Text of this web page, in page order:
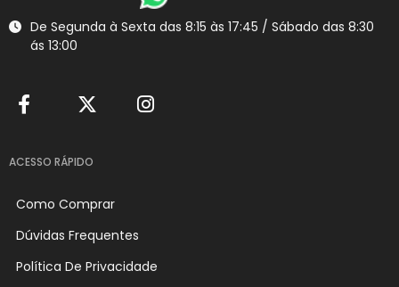
De Segunda à Sexta das 8:15 às 17:45 / Sábado das 8:30
ás 13:00
ACESSO RÁPIDO
Como Comprar
Dúvidas Frequentes
Política De Privacidade